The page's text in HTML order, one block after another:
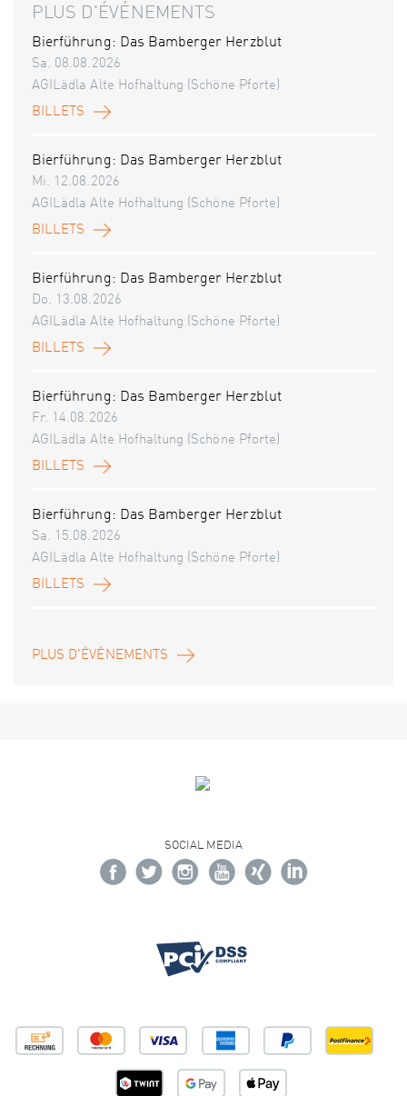
PLUS D'ÉVÉNEMENTS
Bierführung: Das Bamberger Herzblut
Sa. 08.08.2026
AGILädla Alte Hofhaltung (Schöne Pforte)
BILLETS
Bierführung: Das Bamberger Herzblut
Mi. 12.08.2026
AGILädla Alte Hofhaltung (Schöne Pforte)
BILLETS
Bierführung: Das Bamberger Herzblut
Do. 13.08.2026
AGILädla Alte Hofhaltung (Schöne Pforte)
BILLETS
Bierführung: Das Bamberger Herzblut
Fr. 14.08.2026
AGILädla Alte Hofhaltung (Schöne Pforte)
BILLETS
Bierführung: Das Bamberger Herzblut
Sa. 15.08.2026
AGILädla Alte Hofhaltung (Schöne Pforte)
BILLETS
PLUS D'ÉVÉNEMENTS
SOCIAL MEDIA